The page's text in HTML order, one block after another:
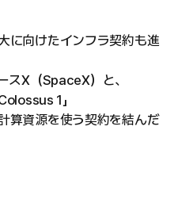
に向けたインフラ契約も進
スX（SpaceX）と、
1」
算資源を使う契約を結んだ